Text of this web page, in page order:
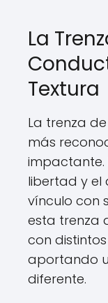
La
Textura
La trenza
más
impactante.
libertad y el
vínculo con
esta trenza
con
aportando
diferente.